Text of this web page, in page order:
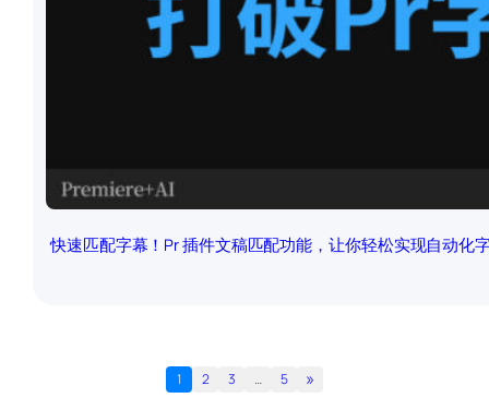
快速匹配字幕！Pr 插件文稿匹配功能，让你轻松实现自动化
1 2 3 … 5 »